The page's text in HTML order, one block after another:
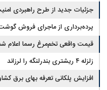
جزئیات جدید از طرح راهبردی
پرده‌برداری از ماجرای فروش
بوفالو از کجا وارد می‌شود؟/ هر
قیمت واقعی تخم‌مرغ رسما اعلام
زلزله ۴ ریشتری بندرلنگه را لرزاند
افزایش پلکانی تعرفه بهای برق